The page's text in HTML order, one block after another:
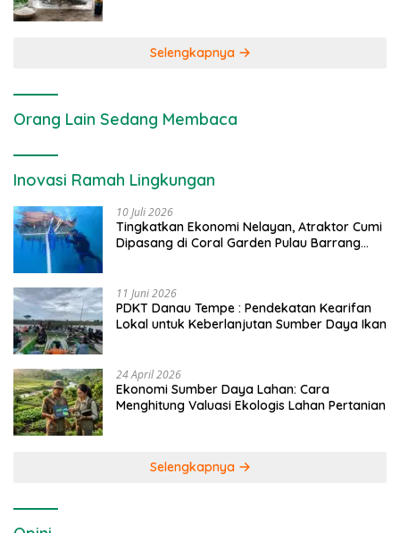
Selengkapnya
Orang Lain Sedang Membaca
Inovasi Ramah Lingkungan
10 Juli 2026
Tingkatkan Ekonomi Nelayan, Atraktor Cumi
Dipasang di Coral Garden Pulau Barrang
11 Juni 2026
PDKT Danau Tempe : Pendekatan Kearifan
Lokal untuk Keberlanjutan Sumber Daya Ikan
24 April 2026
Ekonomi Sumber Daya Lahan: Cara
Menghitung Valuasi Ekologis Lahan Pertanian
Selengkapnya